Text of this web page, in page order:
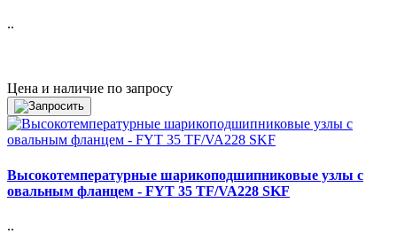
..
Цена и наличие по запросу
Высокотемпературные шарикоподшипниковые узлы с
овальным фланцем - FYT 35 TF/VA228 SKF
..